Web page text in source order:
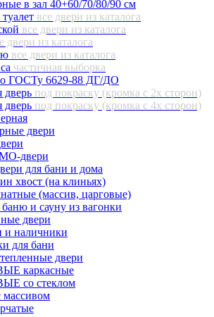
в зал 40+60/70/80/90 см
все двери из каталога
все двери из каталога
двери из каталога
все двери из каталога
частичная выборка
ГОСТу 6629-88 ДГ/ДО
дверь под покраску (кромка с 2х сторон)
дверь под покраску (кромка с 4х сторон)
двери
двери
для бани и дома
хвост (на клиньях)
(массив, царговые)
и сауну из вагонки
двери
и наличники
для бани
двери
каркасные
со стеклом